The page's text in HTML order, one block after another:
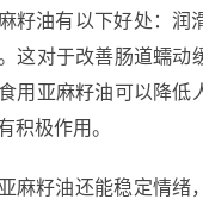
籽油有以下好处：润
这对于改善肠道蠕动
用亚麻籽油可以降低
积极作用。
麻籽油还能稳定情绪